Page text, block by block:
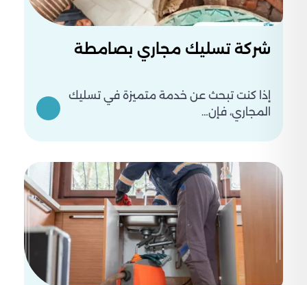
شركة تسليك مجاري بصامطة
إذا كنت تبحث عن خدمة متميزة في تسليك
المجاري، فإن…